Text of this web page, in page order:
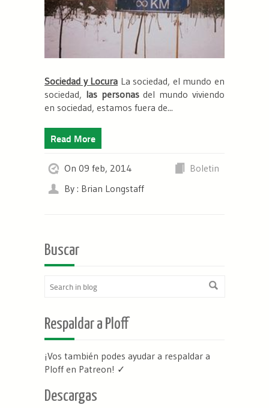
Sociedad y Locura La sociedad, el mundo en
sociedad, las personasdel mundoviviendo
en sociedad, estamos fuera de...
Read More
On 09 feb, 2014
Boletin
By : Brian Longstaff
Buscar
Respaldar a Ploff
¡Vos también podes ayudar a respaldar a
Ploff en Patreon! ✓
Descargas